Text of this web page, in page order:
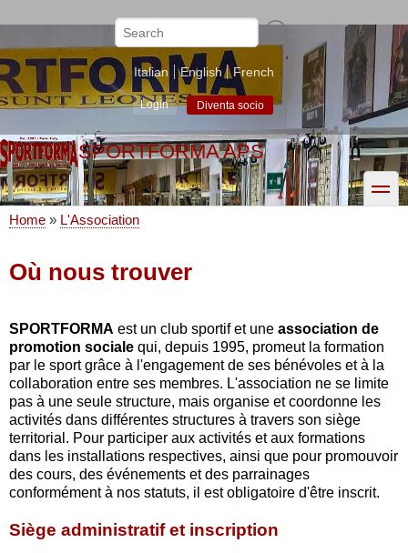
to
main
content
Search
Italian English French
Login Diventa socio
SPORTFORMA APS
toggle
Home L'Association
Où nous trouver
SPORTFORMA est un club sportif et une association de
promotion sociale qui, depuis 1995, promeut la formation
par le sport grâce à l'engagement de ses bénévoles et à la
collaboration entre ses membres. L'association ne se limite
pas à une seule structure, mais organise et coordonne les
activités dans différentes structures à travers son siège
territorial. Pour participer aux activités et aux formations
dans les installations respectives, ainsi que pour promouvoir
des cours, des événements et des parrainages
conformément à nos statuts, il est obligatoire d'être inscrit.
Siège administratif et inscription